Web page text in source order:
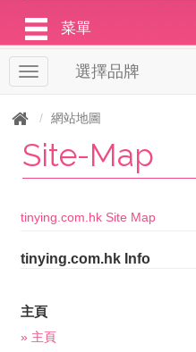
菜單
T
o
g
g
e
n
v
g
n
選擇品牌
網站地圖
Site-Map
tinying.com.hk Site Map
tinying.com.hk Info
主頁
» 主頁